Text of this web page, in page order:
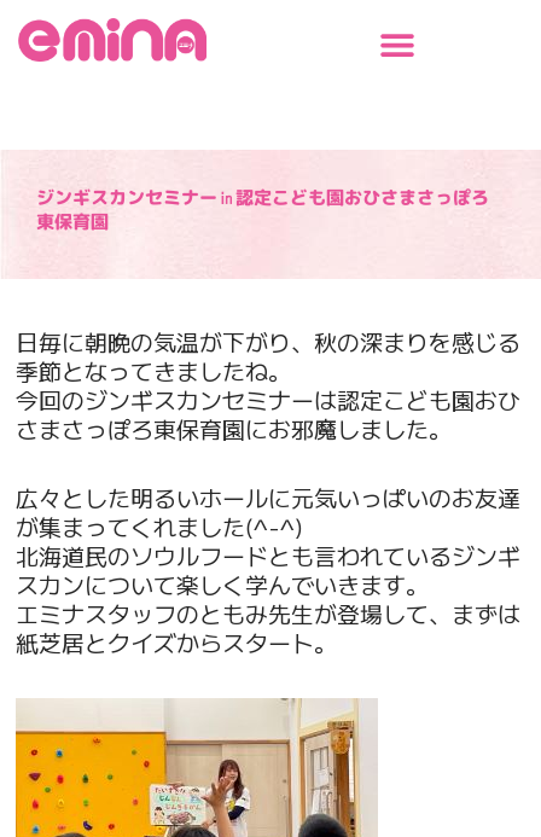
ジンギスカンセミナー㏌認定こども園おひさまさっぽろ
東保育園
日毎に朝晩の気温が下がり、秋の深まりを感じる
季節となってきましたね。
今回のジンギスカンセミナーは認定こども園おひ
さまさっぽろ東保育園にお邪魔しました。
広々とした明るいホールに元気いっぱいのお友達
が集まってくれました(^-^)
北海道民のソウルフードとも言われているジンギ
スカンについて楽しく学んでいきます。
エミナスタッフのともみ先生が登場して、まずは
紙芝居とクイズからスタート。